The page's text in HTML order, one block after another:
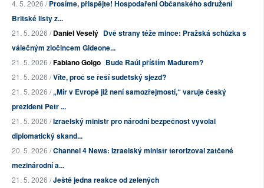
4. 5. 2026 /Prosíme, přispějte! Hospodaření Občanského sdružení
Britské listy z...
21. 5. 2026 /Daniel Veselý Dvě strany téže mince: Pražská schůzka s
válečným zločincem Gideone...
21. 5. 2026 /Fabiano Golgo Bude Raúl příštím Madurem?
21. 5. 2026 /Víte, proč se řeší sudetský sjezd?
21. 5. 2026 /„Mír v Evropě již není samozřejmostí,“ varuje český
prezident Petr ...
21. 5. 2026 /Izraelský ministr pro národní bezpečnost vyvolal
diplomatický skand...
20. 5. 2026 /Channel 4 News: Izraelský ministr terorizoval zatčené
mezinárodní a...
21. 5. 2026 /Ještě jedna reakce od zelených